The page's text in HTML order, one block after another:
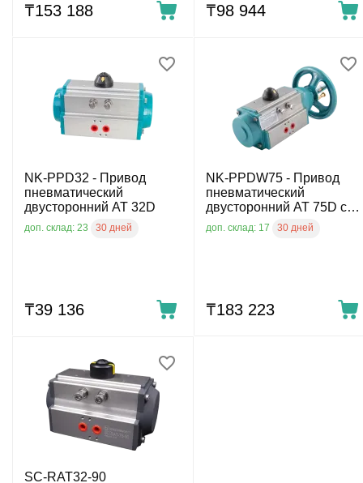
₸153 188 ₸98 944
NK-PPD32 - Привод
пневматический
двусторонний AT 32D
доп. склад: 23 30 дней
₸39 136
NK-PPDW75 - Привод
пневматический
двусторонний AT 75D с
ручн. дубл.
доп. склад: 17 30 дней
₸183 223
SC-RAT32-90